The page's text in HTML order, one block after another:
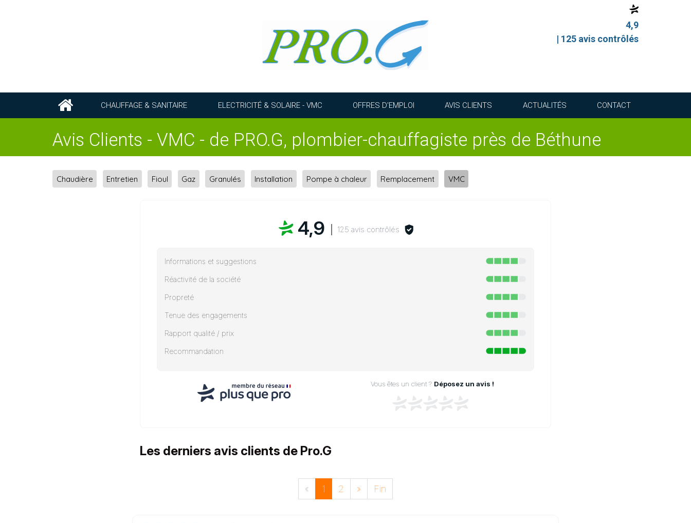
4,9
| 125 avis contrôlés
CHAUFFAGE & SANITAIRE ELECTRICITÉ & SOLAIRE - VMC OFFRES D'EMPLOI AVIS CLIENTS ACTUALITÉS CONTACT
Avis Clients - VMC - de PRO.G, plombier-chauffagiste près de Béthune
Chaudière Entretien Fioul Gaz Granulés Installation Pompe à chaleur Remplacement VMC
4,9 125 avis contrôlés
Informations et suggestions
Réactivité de la société
Propreté
Tenue des engagements
Rapport qualité / prix
Recommandation
Vous êtes un client ? Déposez un avis !
Les derniers avis clients de Pro.G
« 1 2 » Fin